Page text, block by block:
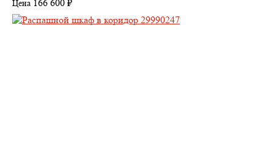
Цена 166 600 ₽